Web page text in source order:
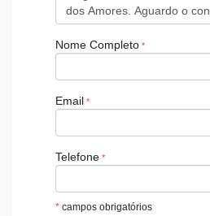
Hall Decorado e Mobiliado
Nome Completo
Email
Telefone
* campos obrigatórios